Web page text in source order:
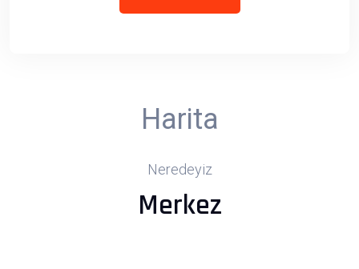
Harita
Neredeyiz
Merkez